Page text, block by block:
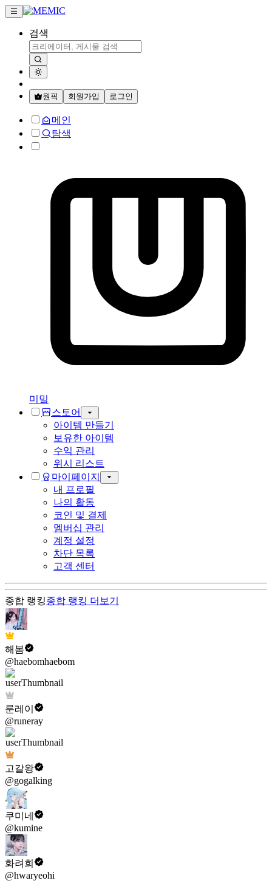
검색
원픽 회원가입 로그인
메인
탐색
미밐
스토어
아이템 만들기
보유한 아이템
수익 관리
위시 리스트
마이페이지
내 프로필
나의 활동
코인 및 결제
멤버십 관리
계정 설정
차단 목록
고객 센터
종합 랭킹종합 랭킹 더보기
해봄
@haebomhaebom
룬레이
@runeray
고갈왕
@gogalking
쿠미네
@kumine
화려희
@hwaryeohi